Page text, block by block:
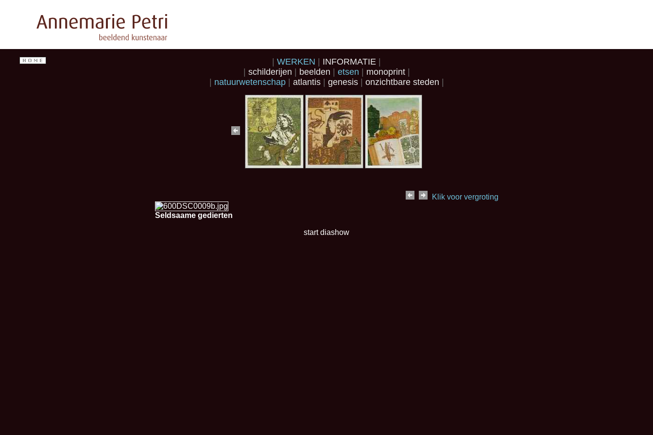
WERKEN
INFORMATIE
schilderijen
beelden etsen
monoprint
natuurwetenschap
atlantis genesis onzichtbare steden
Klik voor vergroting
Seldsaame gedierten
start diashow